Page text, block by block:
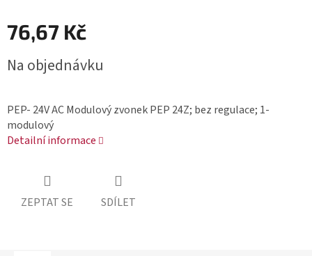
76,67 Kč
cena:
Na objednávku
PEP- 24V AC Modulový zvonek PEP 24Z; bez regulace; 1-
modulový
Detailní informace
ZEPTAT SE SDÍLET